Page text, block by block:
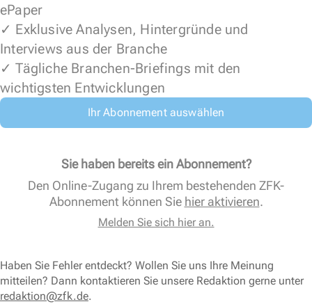
ePaper
✓ Exklusive Analysen, Hintergründe und
Interviews aus der Branche
✓ Tägliche Branchen-Briefings mit den
wichtigsten Entwicklungen
Ihr Abonnement auswählen
Sie haben bereits ein Abonnement?
Den Online-Zugang zu Ihrem bestehenden ZFK-
Abonnement können Sie hier aktivieren.
Melden Sie sich hier an.
Haben Sie Fehler entdeckt? Wollen Sie uns Ihre Meinung
mitteilen? Dann kontaktieren Sie unsere Redaktion gerne unter
redaktion@zfk.de.